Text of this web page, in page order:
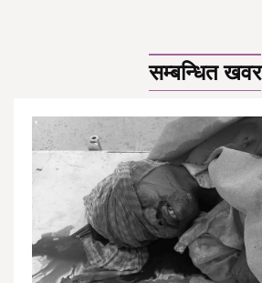
सम्बन्धित खवर